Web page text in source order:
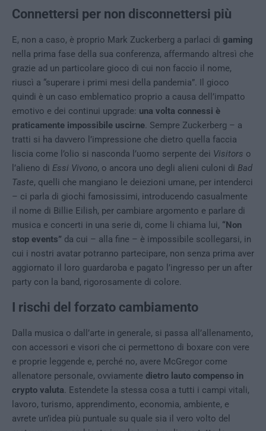
Connettersi per non disconnettersi più
E, non a caso, è proprio Mark Zuckerberg a parlaci di gaming
nella prima fase della sua conferenza, affermando altresì che
grazie ad un particolare gioco di cui non faccio il nome,
riuscì a “superare i primi mesi della pandemia”. Il gioco
quindi è un caso emblematico proprio a causa dell’impatto
emotivo e dei continui upgrade: una volta connessi è
praticamente impossibile uscirne. Sempre Zuckerberg – a
tratti si ha davvero l’impressione che dietro quella faccia
liscia come l’olio si nasconda l’uomo serpente dei Visitors o
l’alieno di Essi Vivono, o ancora uno degli alieni culoni di Bad
Taste, quelli che mangiano le deiezioni umane, per intenderci
– ci parla di giochi famosissimi, introducendo casualmente
il nome di Billie Eilish, per cambiare argomento e parlare di
musica e concerti in una serie di, come li chiama lui, “Non
stop events” da cui – alla fine – è impossibile scollegarsi, in
cui i nostri avatar potranno partecipare, non senza prima aver
aggiornato il loro guardaroba e pagato l’ingresso per un after
party con la band, rigorosamente di colore.
I rischi del forzato cambiamento
Dalla musica o dall’arte in generale, si passa all’allenamento,
con accessori e visori che ci permettono di boxare con vere
e proprie leggende e, perché no, avere McGregor come
allenatore personale, ovviamente dietro lauto compenso in
crypto valuta. Estendete la stessa cosa a tutti i campi vitali,
lavoro, turismo, apprendimento, economia, ambiente, e
avrete un’idea più puntuale su quale sia il vero volto del